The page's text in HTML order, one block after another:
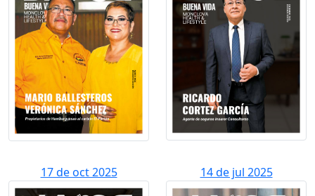
17 de oct 2025 14 de jul 2025